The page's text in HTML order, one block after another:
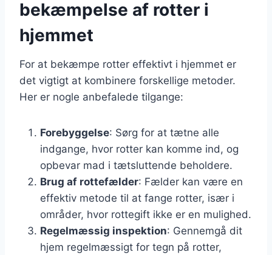
bekæmpelse af rotter i
hjemmet
For at bekæmpe rotter effektivt i hjemmet er
det vigtigt at kombinere forskellige metoder.
Her er nogle anbefalede tilgange:
Forebyggelse: Sørg for at tætne alle
indgange, hvor rotter kan komme ind, og
opbevar mad i tætsluttende beholdere.
Brug af rottefælder: Fælder kan være en
effektiv metode til at fange rotter, især i
områder, hvor rottegift ikke er en mulighed.
Regelmæssig inspektion: Gennemgå dit
hjem regelmæssigt for tegn på rotter,